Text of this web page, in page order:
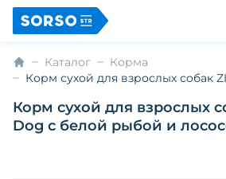
Каталог
Корма
Корм сухой для взрослых собак
Корм сухой для взрослых
Dog с белой рыбой и